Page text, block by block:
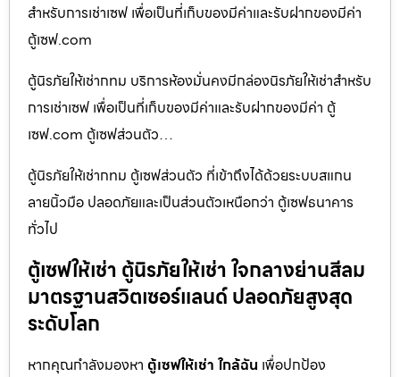
สำหรับการเช่าเซฟ เพื่อเป็นที่เก็บของมีค่าและรับฝากของมีค่า
ตู้เซฟ.com
ตู้นิรภัยให้เช่ากทม บริการห้องมั่นคงมีกล่องนิรภัยให้เช่าสำหรับ
การเช่าเซฟ เพื่อเป็นที่เก็บของมีค่าและรับฝากของมีค่า ตู้
เซฟ.com ตู้เซฟส่วนตัว…
ตู้นิรภัยให้เช่ากทม ตู้เซฟส่วนตัว ที่เข้าถึงได้ด้วยระบบสแกน
ลายนิ้วมือ ปลอดภัยและเป็นส่วนตัวเหนือกว่า ตู้เซฟธนาคาร
ทั่วไป
ตู้เซฟให้เช่า ตู้นิรภัยให้เช่า ใจกลางย่านสีลม
มาตรฐานสวิตเซอร์แลนด์ ปลอดภัยสูงสุด
ระดับโลก
หากคุณกำลังมองหา ตู้เซฟให้เช่า ใกล้ฉัน เพื่อปกป้อง